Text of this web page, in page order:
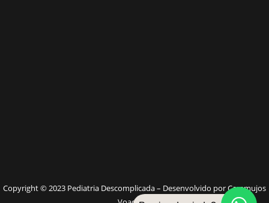
Copyright © 2023 Pediatria Descomplicada – Desenvolvido por Caramujos
W